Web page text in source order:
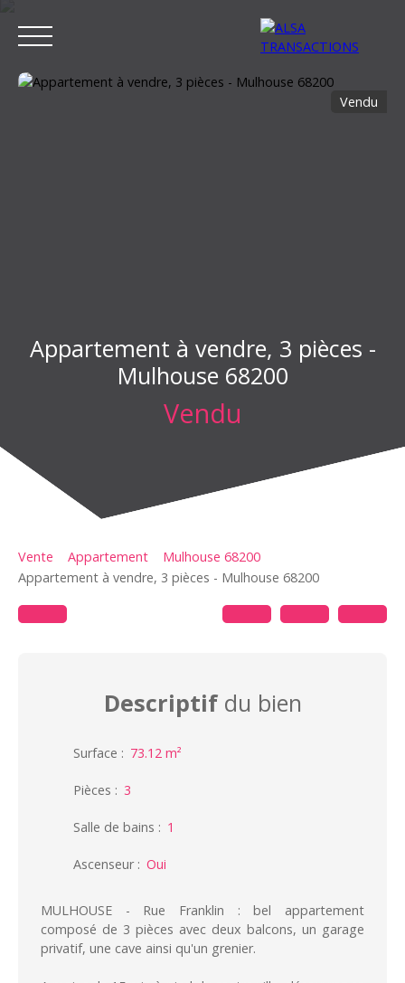
Vendu
Appartement à vendre, 3 pièces -
Mulhouse 68200
Vendu
Vente Appartement
Mulhouse 68200
Appartement à vendre, 3 pièces - Mulhouse 68200
Descriptifdu bien
Surface : 73.12 m²
Pièces : 3
Salle de bains : 1
Ascenseur: Oui
MULHOUSE - Rue Franklin : bel appartement
composé de 3 pièces avec deux balcons, un garage
privatif, une cave ainsi qu'un grenier.